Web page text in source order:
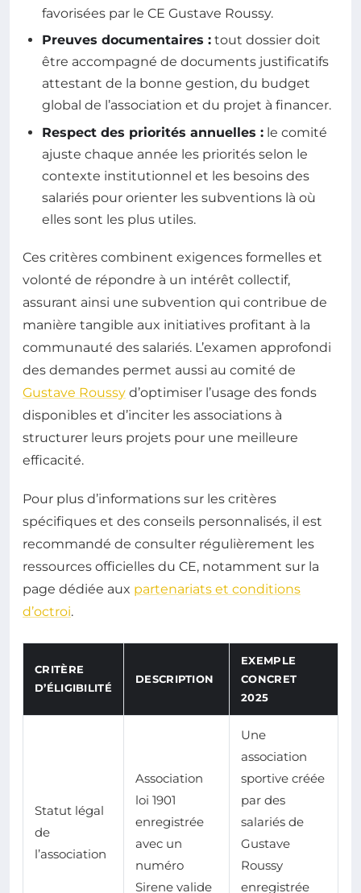
favorisées par le CE Gustave Roussy.
Preuves documentaires : tout dossier doit
être accompagné de documents justificatifs
attestant de la bonne gestion, du budget
global de l’association et du projet à financer.
Respect des priorités annuelles : le comité
ajuste chaque année les priorités selon le
contexte institutionnel et les besoins des
salariés pour orienter les subventions là où
elles sont les plus utiles.
Ces critères combinent exigences formelles et
volonté de répondre à un intérêt collectif,
assurant ainsi une subvention qui contribue de
manière tangible aux initiatives profitant à la
communauté des salariés. L’examen approfondi
des demandes permet aussi au comité de
Gustave Roussy d’optimiser l’usage des fonds
disponibles et d’inciter les associations à
structurer leurs projets pour une meilleure
efficacité.
Pour plus d’informations sur les critères
spécifiques et des conseils personnalisés, il est
recommandé de consulter régulièrement les
ressources officielles du CE, notamment sur la
page dédiée aux partenariats et conditions
d’octroi.
CRITÈRE
D’ÉLIGIBILITÉ
DESCRIPTION
EXEMPLE
CONCRET
2025
Statut légal
de
l’association
Association
loi 1901
enregistrée
avec un
numéro
Sirene valide
Une
association
sportive créée
par des
salariés de
Gustave
Roussy
enregistrée